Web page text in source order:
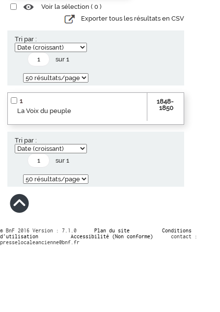
Voir la sélection ( 0 )
Exporter tous les résultats en CSV
Tri par :
sur 1
1
La Voix du peuple
1848-
1850
Tri par :
sur 1
© BnF 2016 Version : 7.1.0 Plan du site
Conditions
d’utilisation
Accessibilité (Non conforme)
contact :
presselocaleancienne@bnf.fr